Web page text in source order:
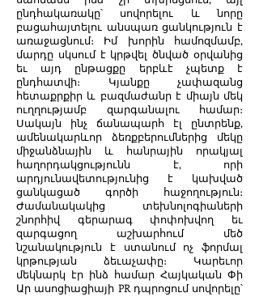
ընդհակառակը՝ սովորելու և նորը
բացահայտելու անսպառ ցանկություն է
առաջացնում։ Իմ խորին համոզմամբ,
մարդը սկսում է կրթվել ծնված օրվանից
եւ այդ ընթացքը երբևէ չպետք է
ընդհատվի։ Կյանքը չափազանց
հետաքրքիր և բազմաժանր է միայն մեկ
ուղղությամբ զարգանալու համար։
Սակայն ինչ ճանապարհ էլ ընտրենք,
ամենակարևոր ձեռքբերումներից մեկը
միջանձնային և հանրային որակյալ
հաղորդակցությունն է, որի
արդյունավետությունից է կախված
ցանկացած գործի հաջողություն։
Ժամանակակից տեխնոլոգիաների
շնորհիվ գերարագ փոփոխվող եւ
զարգացող աշխարհում մեծ
նշանակություն է ստանում ոչ ֆորմալ
կրթության ձեւաչափը։ Կարեւոր
մեկնարկ էր ինձ համար Հայկական Փի
Ար ասոցիացիայի PR դպրոցում սովորելը՝